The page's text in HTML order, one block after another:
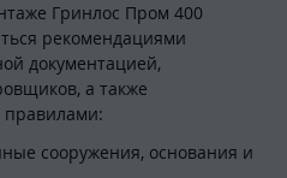
Гринлос Пром 400
рекомендациями
документацией,
а также
сооружения, основания и